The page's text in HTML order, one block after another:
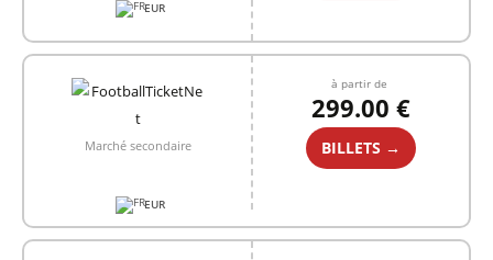
EUR
Marché secondaire
EUR
à partir de
299.00 €
BILLETS →